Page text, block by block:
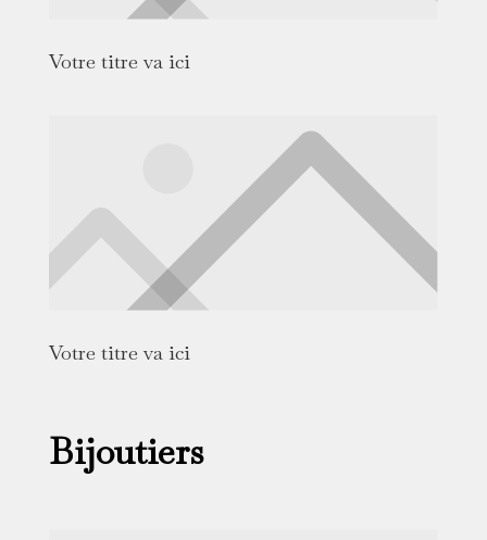
Votre titre va ici
Votre titre va ici
Bijoutiers